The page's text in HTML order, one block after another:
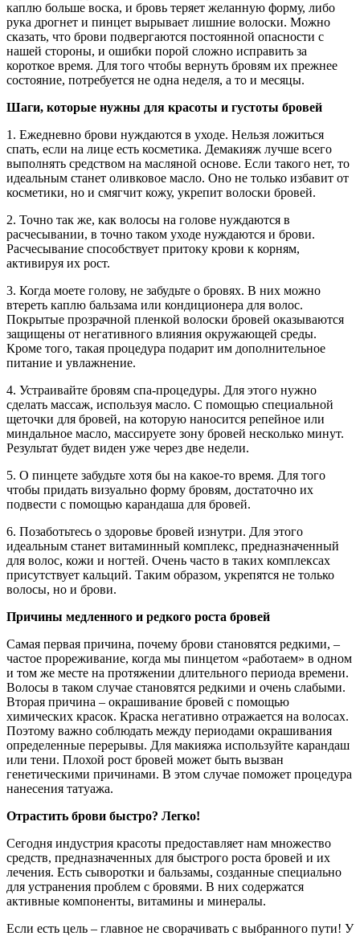
каплю больше воска, и бровь теряет желанную форму, либо
рука дрогнет и пинцет вырывает лишние волоски. Можно
сказать, что брови подвергаются постоянной опасности с
нашей стороны, и ошибки порой сложно исправить за
короткое время. Для того чтобы вернуть бровям их прежнее
состояние, потребуется не одна неделя, а то и месяцы.
Шаги, которые нужны для красоты и густоты бровей
1. Ежедневно брови нуждаются в уходе. Нельзя ложиться
спать, если на лице есть косметика. Демакияж лучше всего
выполнять средством на масляной основе. Если такого нет, то
идеальным станет оливковое масло. Оно не только избавит от
косметики, но и смягчит кожу, укрепит волоски бровей.
2. Точно так же, как волосы на голове нуждаются в
расчесывании, в точно таком уходе нуждаются и брови.
Расчесывание способствует притоку крови к корням,
активируя их рост.
3. Когда моете голову, не забудьте о бровях. В них можно
втереть каплю бальзама или кондиционера для волос.
Покрытые прозрачной пленкой волоски бровей оказываются
защищены от негативного влияния окружающей среды.
Кроме того, такая процедура подарит им дополнительное
питание и увлажнение.
4. Устраивайте бровям спа-процедуры. Для этого нужно
сделать массаж, используя масло. С помощью специальной
щеточки для бровей, на которую наносится репейное или
миндальное масло, массируете зону бровей несколько минут.
Результат будет виден уже через две недели.
5. О пинцете забудьте хотя бы на какое-то время. Для того
чтобы придать визуально форму бровям, достаточно их
подвести с помощью карандаша для бровей.
6. Позаботьтесь о здоровье бровей изнутри. Для этого
идеальным станет витаминный комплекс, предназначенный
для волос, кожи и ногтей. Очень часто в таких комплексах
присутствует кальций. Таким образом, укрепятся не только
волосы, но и брови.
Причины медленного и редкого роста бровей
Самая первая причина, почему брови становятся редкими, –
частое прореживание, когда мы пинцетом «работаем» в одном
и том же месте на протяжении длительного периода времени.
Волосы в таком случае становятся редкими и очень слабыми.
Вторая причина – окрашивание бровей с помощью
химических красок. Краска негативно отражается на волосах.
Поэтому важно соблюдать между периодами окрашивания
определенные перерывы. Для макияжа используйте карандаш
или тени. Плохой рост бровей может быть вызван
генетическими причинами. В этом случае поможет процедура
нанесения татуажа.
Отрастить брови быстро? Легко!
Сегодня индустрия красоты предоставляет нам множество
средств, предназначенных для быстрого роста бровей и их
лечения. Есть сыворотки и бальзамы, созданные специально
для устранения проблем с бровями. В них содержатся
активные компоненты, витамины и минералы.
Если есть цель – главное не сворачивать с выбранного пути! У